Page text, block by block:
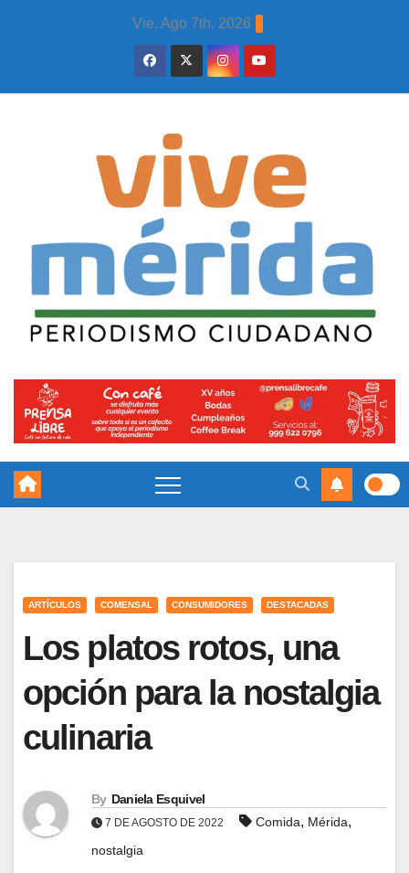
Vie. Ago 7th, 2026
ARTÍCULOS COMENSAL CONSUMIDORES DESTACADAS
Los platos rotos, una
opción para la nostalgia
culinaria
By Daniela Esquivel
7 DE AGOSTO DE 2022 Comida, Mérida,
nostalgia